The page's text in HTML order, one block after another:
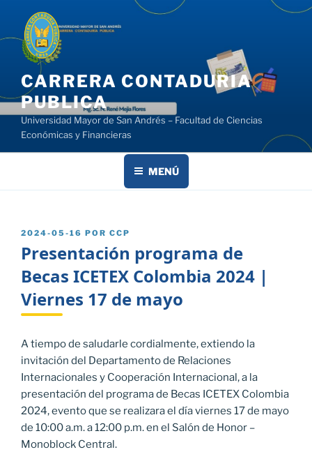
contenido
CARRERA CONTADURIA
PUBLICA
Universidad Mayor de San Andrés – Facultad de Ciencias
Económicas y Financieras
MENÚ
PUBLICADO
2024-05-16 POR CCP
Presentación programa de
Becas ICETEX Colombia 2024 |
Viernes 17 de mayo
A tiempo de saludarle cordialmente, extiendo la
invitación del Departamento de Relaciones
Internacionales y Cooperación Internacional, a la
presentación del programa de Becas ICETEX Colombia
2024, evento que se realizara el día viernes 17 de mayo
de 10:00 a.m. a 12:00 p.m. en el Salón de Honor –
Monoblock Central.